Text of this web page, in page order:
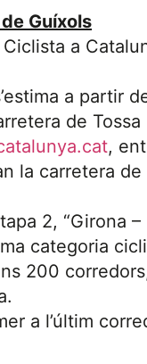
Guíxols
a
a partir
de Tossa
,
la carretera
2, “Girona
categoria
200
a l’últim